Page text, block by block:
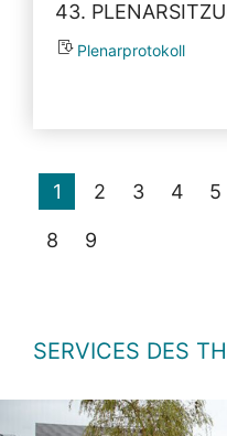
43.
Plenarprotokoll
1 2 3 4 5
8 9
SERVICES DES